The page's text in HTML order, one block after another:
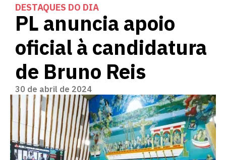
DESTAQUES DO DIA
PL anuncia apoio
oficial à candidatura
de Bruno Reis
30 de abril de 2024